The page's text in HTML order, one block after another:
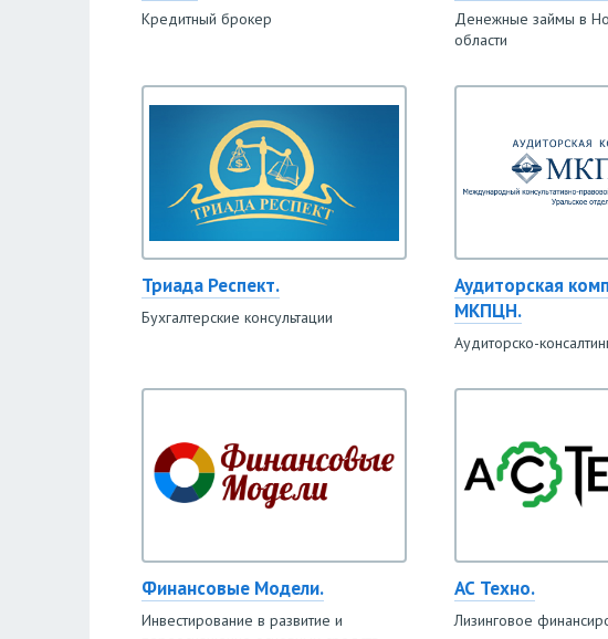
Кредитный брокер
Денежные займы в
области
Триада Респект.
Бухгалтерские консультации
Аудиторская
МКПЦН.
Аудиторско-
Финансовые Модели.
Инвестирование в развитие и
АС Техно.
Лизинговое